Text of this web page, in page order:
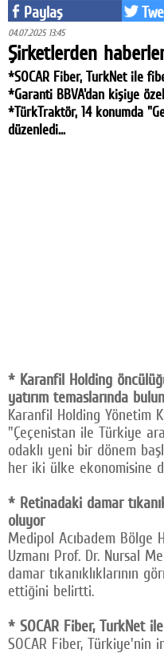
Paylaş
04.07.2025 13:45
Şirketlerden
*SOCAR Fiber, TurkNet ile
*Garanti BBVA'dan kişiye
*TürkTraktör, 14 konumda
düzenledi...
* Karanfil Holding
yatırım temaslarında
Karanfil Holding Yönetim
"Çeçenistan ile Türkiye
odaklı yeni bir dönem
her iki ülke ekonomisine
* Retinadaki damar
oluyor
Medipol Acıbadem Bölge
Uzmanı Prof. Dr. Nursal
damar tıkanıklıklarının
ettiğini belirtti.
* SOCAR Fiber, TurkNet
SOCAR Fiber, Türkiye'nin